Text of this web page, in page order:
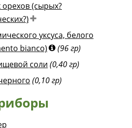
орехов (сырых?
уксуса, белого
bianco)
(96 гр)
соли (0,40 гр)
(0,10 гр)